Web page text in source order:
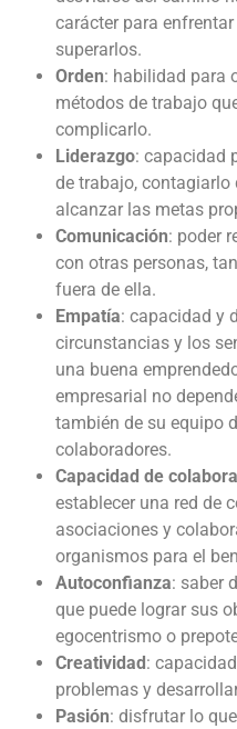
carácter para
superarlos.
Orden: habilidad para
métodos de trabajo
complicarlo.
Liderazgo: capacidad
de trabajo,
alcanzar las metas
Comunicación: poder
con otras personas,
fuera de ella.
Empatía: capacidad y
circunstancias y los
una buena
empresarial no
también de su equipo
colaboradores.
Capacidad de
establecer una red de
asociaciones y
organismos para el
Autoconfianza: saber
que puede lograr sus
egocentrismo o
Creatividad :
problemas y
Pasión: disfrutar lo